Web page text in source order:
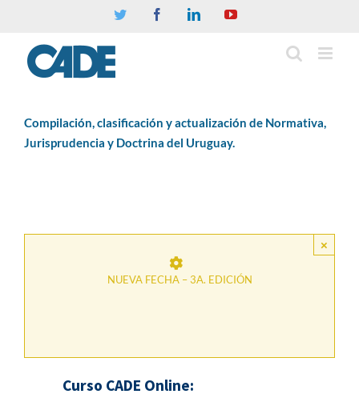
Twitter FacebookLinkedinYouTube
Compilación, clasificación y actualización de Normativa,
Jurisprudencia y Doctrina del Uruguay.
×
NUEVA FECHA – 3A. EDICIÓN
Curso CADE Online: